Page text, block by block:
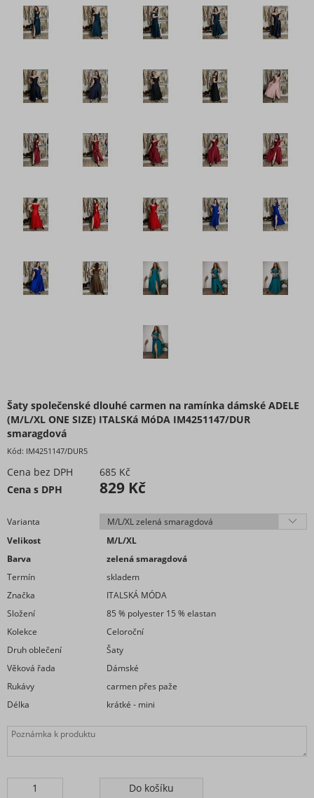
Šaty volnočasové
Šaty volnočasové
Šaty teplé volnočasové
Šaty letní volnočasové
Tepláky a legíny
Župany
Plavky
Neonová kolekce oblečení
Extravagantní móda
Soupravy
Overaly
Šaty společenské dlouhé carmen na ramínka dámské ADELE
(M/L/XL ONE SIZE) ITALSKá MóDA IM4251147/DUR
smaragdová
Kód: IM4251147/DUR5
Cena bez DPH
685 Kč
Cena s DPH
829 Kč
Varianta
Velikost
M/L/XL
Barva
zelená smaragdová
Termín
skladem
Značka
ITALSKÁ MÓDA
Složení
85 % polyester 15 % elastan
Kolekce
Celoroční
Druh oblečení
Šaty
Věková řada
Dámské
Rukávy
carmen přes paže
Délka
krátké - mini